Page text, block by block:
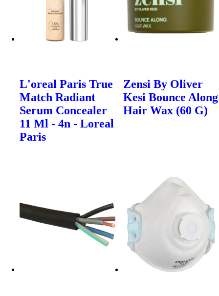
L'oreal Paris True
Match Radiant
Serum Concealer
11 Ml - 4n - Loreal
Paris
Zensi By Oliver
Kesi Bounce Along
Hair Wax (60 G)